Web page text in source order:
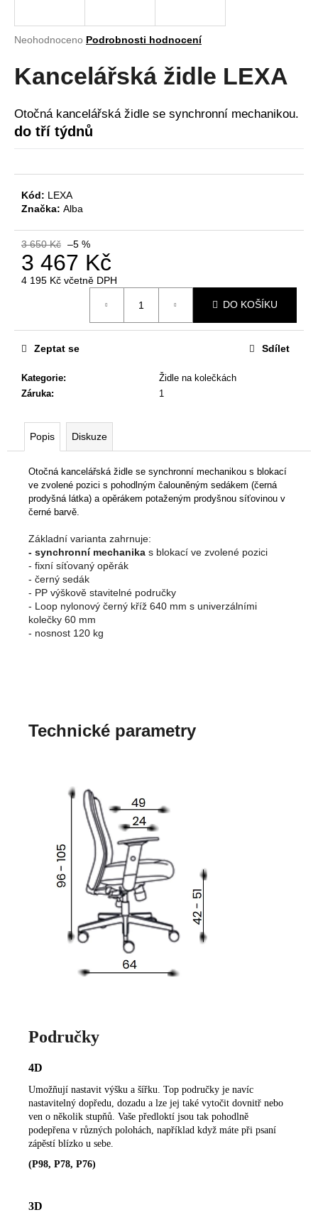
Průměrné
produktu
je
5
hvězdiček.
Neohodnoceno Podrobnosti hodnocení
Kancelářská židle LEXA
Otočná kancelářská židle se synchronní mechanikou.
do tří týdnů
Kód: LEXA
Značka: Alba
3 650 Kč –5 %
3 467 Kč
4 195 Kč včetně DPH
DO KOŠÍKU
Kategorie:
Židle na kolečkách
Záruka: 1
Zeptat se Sdílet
Popis Diskuze
Otočná kancelářská židle se synchronní mechanikou s blokací
ve zvolené pozici s pohodlným čalouněným sedákem (černá
prodyšná látka) a opěrákem potaženým prodyšnou síťovinou v
černé barvě.
Základní varianta zahrnuje:
- synchronní mechanika s blokací ve zvolené pozici
- fixní síťovaný opěrák
- černý sedák
- PP výškově stavitelné područky
- Loop nylonový černý kříž 640 mm s univerzálními
kolečky 60 mm
- nosnost 120 kg
Technické parametry
Područky
4D
Umožňují nastavit výšku a šířku. Top područky je navíc
nastavitelný dopředu, dozadu a lze jej také vytočit dovnitř nebo
ven o několik stupňů. Vaše předloktí jsou tak pohodlně
podepřena v různých polohách, například když máte při psaní
zápěstí blízko u sebe.
(P98, P78, P76)
3D
j
t
D
o
p
u
m
e
KANCELÁŘSKÁ
ŽIDLE
ŠÉF
196
470